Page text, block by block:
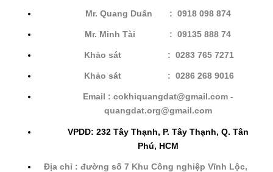
Mr. Quang Duẩn : 0918 098 874
Mr. Minh Tài : 09135 888 74
Khảo sát : 0283 765 7271
Khảo sát : 0286 268 9016
Email : cokhiquangdat@gmail.com -
quangdat.org@gmail.com
VPDD: 232 Tây Thạnh, P. Tây Thạnh, Q. Tân
Phú, HCM
Địa chỉ : đường số 7 Khu Công nghiệp Vĩnh Lộc,